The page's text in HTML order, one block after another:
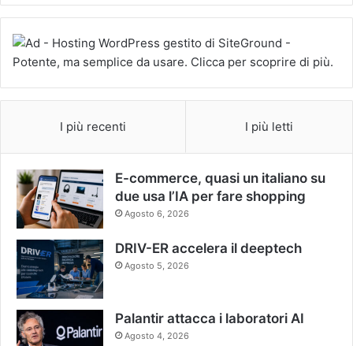
I più recenti I più letti
E-commerce, quasi un italiano su
due usa l’IA per fare shopping
Agosto 6, 2026
DRIV-ER accelera il deeptech
Agosto 5, 2026
Palantir attacca i laboratori AI
Agosto 4, 2026